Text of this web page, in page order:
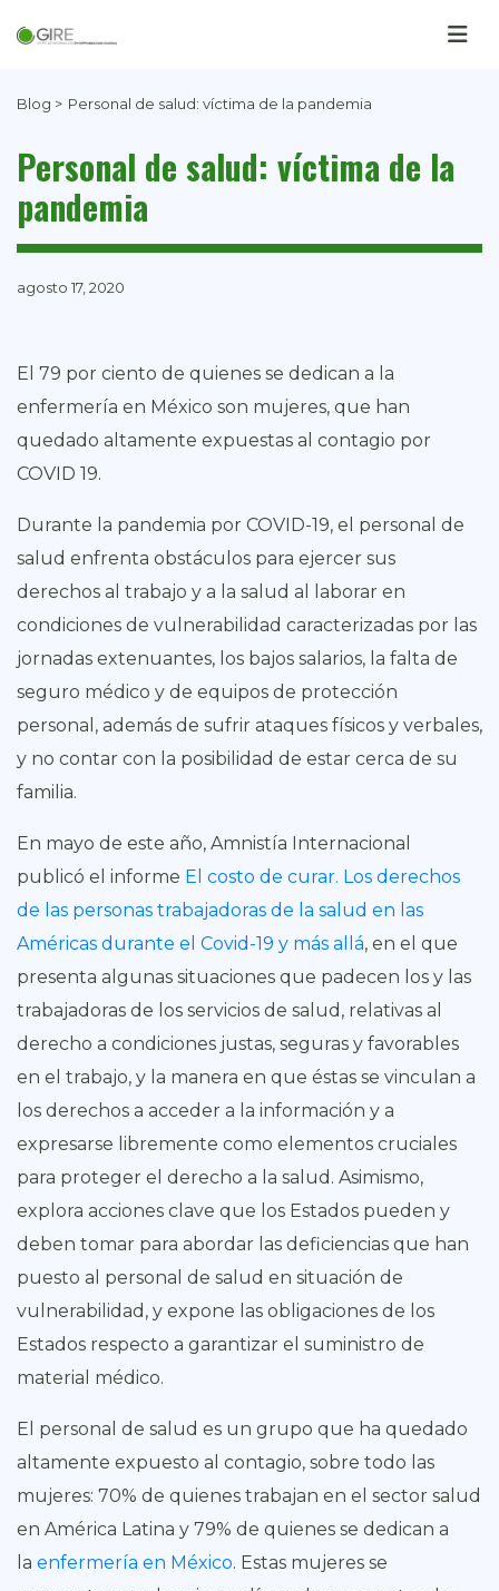
Blog > Personal de salud: víctima de la pandemia
Personal de salud: víctima de la
pandemia
agosto 17, 2020
El 79 por ciento de quienes se dedican a la
enfermería en México son mujeres, que han
quedado altamente expuestas al contagio por
COVID 19.
Durante la pandemia por COVID-19, el personal de
salud enfrenta obstáculos para ejercer sus
derechos al trabajo y a la salud al laborar en
condiciones de vulnerabilidad caracterizadas por las
jornadas extenuantes, los bajos salarios, la falta de
seguro médico y de equipos de protección
personal, además de sufrir ataques físicos y verbales,
y no contar con la posibilidad de estar cerca de su
familia.
En mayo de este año, Amnistía Internacional
publicó el informe El costo de curar. Los derechos
de las personas trabajadoras de la salud en las
Américas durante el Covid-19 y más allá, en el que
presenta algunas situaciones que padecen los y las
trabajadoras de los servicios de salud, relativas al
derecho a condiciones justas, seguras y favorables
en el trabajo, y la manera en que éstas se vinculan a
los derechos a acceder a la información y a
expresarse libremente como elementos cruciales
para proteger el derecho a la salud. Asimismo,
explora acciones clave que los Estados pueden y
deben tomar para abordar las deficiencias que han
puesto al personal de salud en situación de
vulnerabilidad, y expone las obligaciones de los
Estados respecto a garantizar el suministro de
material médico.
El personal de salud es un grupo que ha quedado
altamente expuesto al contagio, sobre todo las
mujeres: 70% de quienes trabajan en el sector salud
en América Latina y 79% de quienes se dedican a
la enfermería en México. Estas mujeres se